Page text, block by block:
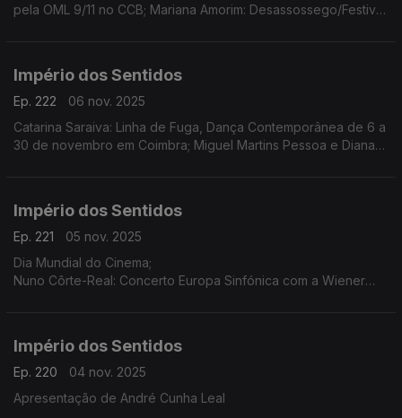
pela OML 9/11 no CCB; Mariana Amorim: Desassossego/Festival
Império dos Sentidos
Ep. 222
06 nov. 2025
Catarina Saraiva: Linha de Fuga, Dança Contemporânea de 6 a
30 de novembro em Coimbra; Miguel Martins Pessoa e Diana
Império dos Sentidos
Ep. 221
05 nov. 2025
Dia Mundial do Cinema;
Nuno Côrte-Real: Concerto Europa Sinfónica com a Wiener
Império dos Sentidos
Ep. 220
04 nov. 2025
Apresentação de André Cunha Leal